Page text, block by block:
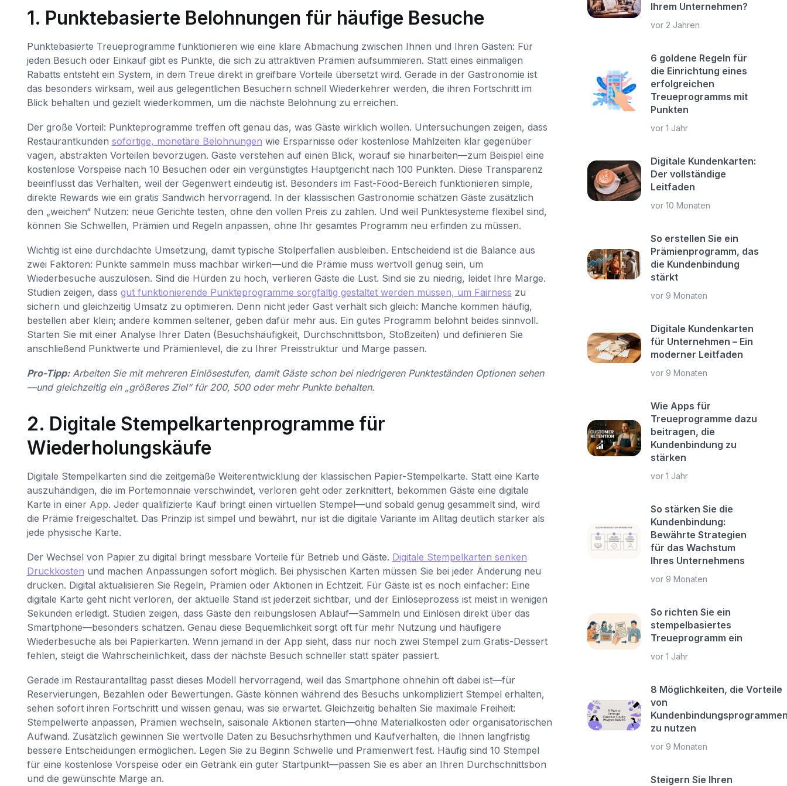
1. Punktebasierte Belohnungen für häufige Besuche
Punktebasierte Treueprogramme funktionieren wie eine klare Abmachung zwischen Ihnen und Ihren Gästen: Für
jeden Besuch oder Einkauf gibt es Punkte, die sich zu attraktiven Prämien aufsummieren. Statt eines einmaligen
Rabatts entsteht ein System, in dem Treue direkt in greifbare Vorteile übersetzt wird. Gerade in der Gastronomie ist
das besonders wirksam, weil aus gelegentlichen Besuchern schnell Wiederkehrer werden, die ihren Fortschritt im
Blick behalten und gezielt wiederkommen, um die nächste Belohnung zu erreichen.
Der große Vorteil: Punkteprogramme treffen oft genau das, was Gäste wirklich wollen. Untersuchungen zeigen, dass
Restaurantkunden sofortige, monetäre Belohnungen wie Ersparnisse oder kostenlose Mahlzeiten klar gegenüber
vagen, abstrakten Vorteilen bevorzugen. Gäste verstehen auf einen Blick, worauf sie hinarbeiten—zum Beispiel eine
kostenlose Vorspeise nach 10 Besuchen oder ein vergünstigtes Hauptgericht nach 100 Punkten. Diese Transparenz
beeinflusst das Verhalten, weil der Gegenwert eindeutig ist. Besonders im Fast-Food-Bereich funktionieren simple,
direkte Rewards wie ein gratis Sandwich hervorragend. In der klassischen Gastronomie schätzen Gäste zusätzlich
den „weichen“ Nutzen: neue Gerichte testen, ohne den vollen Preis zu zahlen. Und weil Punktesysteme flexibel sind,
können Sie Schwellen, Prämien und Regeln anpassen, ohne Ihr gesamtes Programm neu erfinden zu müssen.
Wichtig ist eine durchdachte Umsetzung, damit typische Stolperfallen ausbleiben. Entscheidend ist die Balance aus
zwei Faktoren: Punkte sammeln muss machbar wirken—und die Prämie muss wertvoll genug sein, um
Wiederbesuche auszulösen. Sind die Hürden zu hoch, verlieren Gäste die Lust. Sind sie zu niedrig, leidet Ihre Marge.
Studien zeigen, dass gut funktionierende Punkteprogramme sorgfältig gestaltet werden müssen, um Fairness zu
sichern und gleichzeitig Umsatz zu optimieren. Denn nicht jeder Gast verhält sich gleich: Manche kommen häufig,
bestellen aber klein; andere kommen seltener, geben dafür mehr aus. Ein gutes Programm belohnt beides sinnvoll.
Starten Sie mit einer Analyse Ihrer Daten (Besuchshäufigkeit, Durchschnittsbon, Stoßzeiten) und definieren Sie
anschließend Punktwerte und Prämienlevel, die zu Ihrer Preisstruktur und Marge passen.
Pro-Tipp: Arbeiten Sie mit mehreren Einlösestufen, damit Gäste schon bei niedrigeren Punkteständen Optionen sehen
—und gleichzeitig ein „größeres Ziel“ für 200, 500 oder mehr Punkte behalten.
2. Digitale Stempelkartenprogramme für
Wiederholungskäufe
Digitale Stempelkarten sind die zeitgemäße Weiterentwicklung der klassischen Papier-Stempelkarte. Statt eine Karte
auszuhändigen, die im Portemonnaie verschwindet, verloren geht oder zerknittert, bekommen Gäste eine digitale
Karte in einer App. Jeder qualifizierte Kauf bringt einen virtuellen Stempel—und sobald genug gesammelt sind, wird
die Prämie freigeschaltet. Das Prinzip ist simpel und bewährt, nur ist die digitale Variante im Alltag deutlich stärker als
jede physische Karte.
Der Wechsel von Papier zu digital bringt messbare Vorteile für Betrieb und Gäste. Digitale Stempelkarten senken
Druckkosten und machen Anpassungen sofort möglich. Bei physischen Karten müssen Sie bei jeder Änderung neu
drucken. Digital aktualisieren Sie Regeln, Prämien oder Aktionen in Echtzeit. Für Gäste ist es noch einfacher: Eine
digitale Karte geht nicht verloren, der aktuelle Stand ist jederzeit sichtbar, und der Einlöseprozess ist meist in wenigen
Sekunden erledigt. Studien zeigen, dass Gäste den reibungslosen Ablauf—Sammeln und Einlösen direkt über das
Smartphone—besonders schätzen. Genau diese Bequemlichkeit sorgt oft für mehr Nutzung und häufigere
Wiederbesuche als bei Papierkarten. Wenn jemand in der App sieht, dass nur noch zwei Stempel zum Gratis-Dessert
fehlen, steigt die Wahrscheinlichkeit, dass der nächste Besuch schneller statt später passiert.
Gerade im Restaurantalltag passt dieses Modell hervorragend, weil das Smartphone ohnehin oft dabei ist—für
Reservierungen, Bezahlen oder Bewertungen. Gäste können während des Besuchs unkompliziert Stempel erhalten,
sehen sofort ihren Fortschritt und wissen genau, was sie erwartet. Gleichzeitig behalten Sie maximale Freiheit:
Stempelwerte anpassen, Prämien wechseln, saisonale Aktionen starten—ohne Materialkosten oder organisatorischen
Aufwand. Zusätzlich gewinnen Sie wertvolle Daten zu Besuchsrhythmen und Kaufverhalten, die Ihnen langfristig
bessere Entscheidungen ermöglichen. Legen Sie zu Beginn Schwelle und Prämienwert fest. Häufig sind 10 Stempel
für eine kostenlose Vorspeise oder ein Getränk ein guter Startpunkt—passen Sie es aber an Ihren Durchschnittsbon
und die gewünschte Marge an.
Ihrem Unternehmen?
vor 2 Jahren
6 goldene Regeln für
die Einrichtung eines
erfolgreichen
Treueprogramms mit
Punkten
vor 1 Jahr
Digitale Kundenkarten:
Der vollständige
Leitfaden
vor 10 Monaten
So erstellen Sie ein
Prämienprogramm, das
die Kundenbindung
stärkt
vor 9 Monaten
Digitale Kundenkarten
für Unternehmen – Ein
moderner Leitfaden
vor 9 Monaten
Wie Apps für
Treueprogramme dazu
beitragen, die
Kundenbindung zu
stärken
vor 1 Jahr
So stärken Sie die
Kundenbindung:
Bewährte Strategien
für das Wachstum
Ihres Unternehmens
vor 9 Monaten
So richten Sie ein
stempelbasiertes
Treueprogramm ein
vor 1 Jahr
8 Möglichkeiten, die Vorteile
von
zu nutzen
vor 9 Monaten
Steigern Sie Ihren